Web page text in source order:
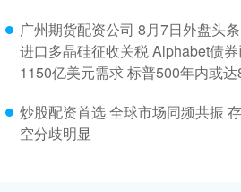
广州期货配资公司 8月7日外盘头
进口多晶硅征收关税 Alphabet债
1150亿美元需求 标普500年内或
炒股配资首选 全球市场同频共振
空分歧明显